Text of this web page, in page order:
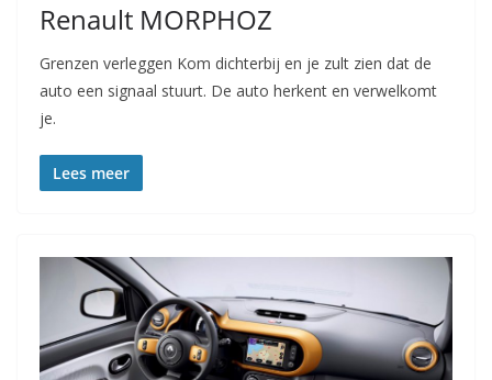
Renault MORPHOZ
Grenzen verleggen Kom dichterbij en je zult zien dat de
auto een signaal stuurt. De auto herkent en verwelkomt
je.
Lees meer